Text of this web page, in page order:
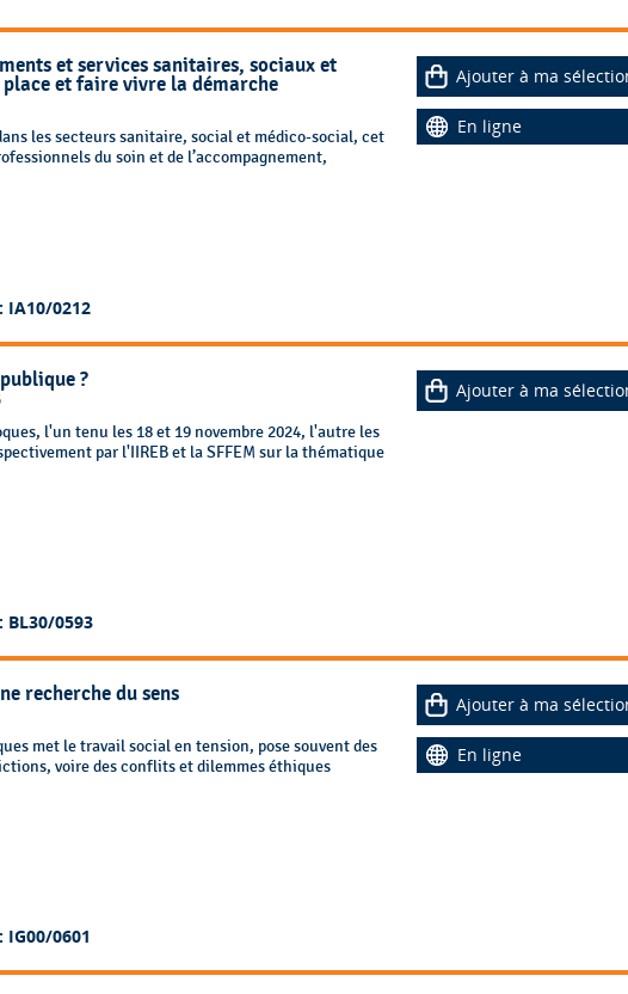
et services sanitaires, sociaux et
et faire vivre la démarche
les secteurs sanitaire, social et médico-social, cet
du soin et de l’accompagnement,
Ajouter à ma
En ligne
IA10/0212
?
l'un tenu les 18 et 19 novembre 2024, l'autre les
par l'IIREB et la SFFEM sur la thématique
Ajouter à ma
BL30/0593
recherche du sens
met le travail social en tension, pose souvent des
voire des conflits et dilemmes éthiques
Ajouter à ma
En ligne
IG00/0601